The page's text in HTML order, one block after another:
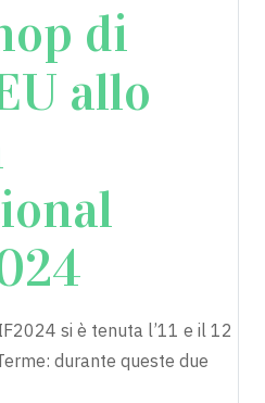
di
allo
si è tenuta l’11 e il 12
durante queste due